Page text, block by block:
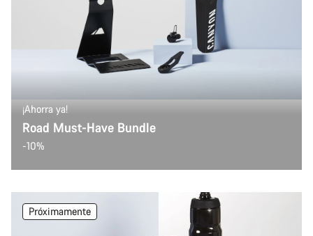
¡Ahorra ya!
Road Must-Have Bundle
-10%
Próximamente